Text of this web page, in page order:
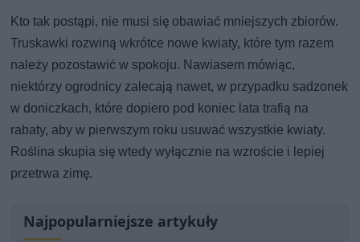
Kto tak postąpi, nie musi się obawiać mniejszych zbiorów.
Truskawki rozwiną wkrótce nowe kwiaty, które tym razem
należy pozostawić w spokoju. Nawiasem mówiąc,
niektórzy ogrodnicy zalecają nawet, w przypadku sadzonek
w doniczkach, które dopiero pod koniec lata trafią na
rabaty, aby w pierwszym roku usuwać wszystkie kwiaty.
Roślina skupia się wtedy wyłącznie na wzroście i lepiej
przetrwa zimę.
Najpopularniejsze artykuły